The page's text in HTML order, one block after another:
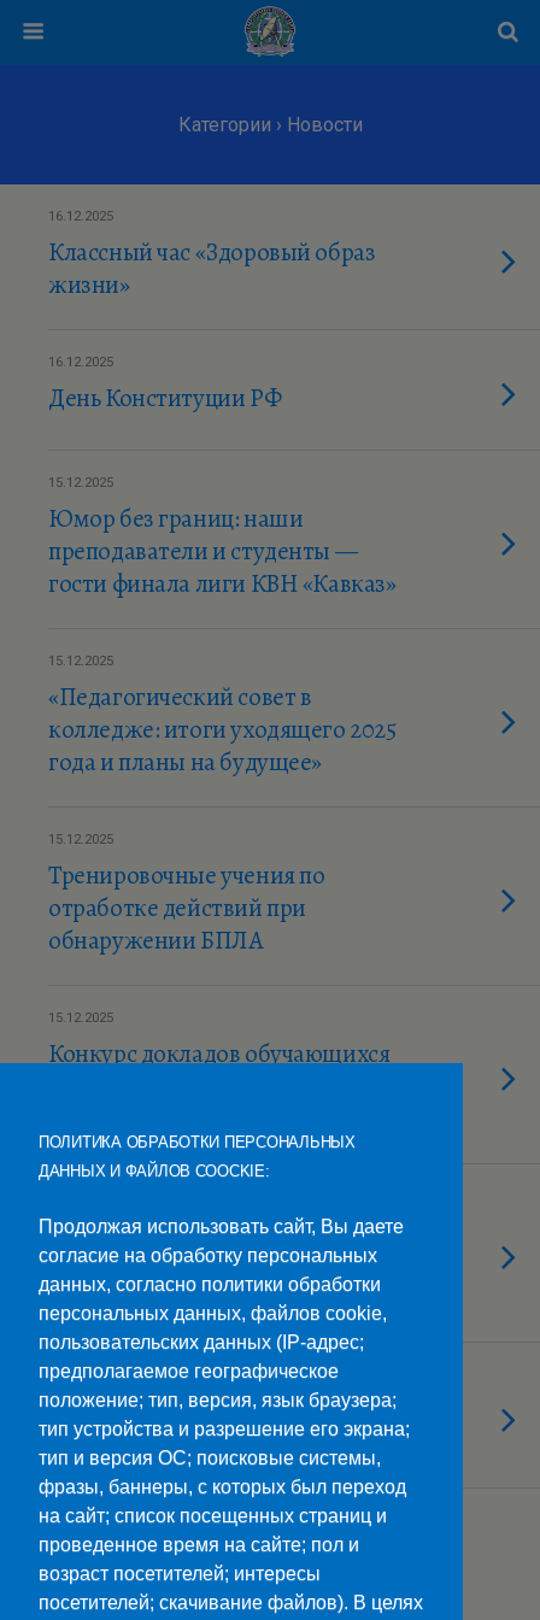
Категории › Новости
16.12.2025
Классный час «Здоровый образ
жизни»
16.12.2025
День Конституции РФ
15.12.2025
Юмор без границ: наши
преподаватели и студенты —
гости финала лиги КВН «Кавказ»
15.12.2025
«Педагогический совет в
колледже: итоги уходящего 2025
года и планы на будущее»
15.12.2025
Тренировочные учения по
отработке действий при
обнаружении БПЛА
15.12.2025
Конкурс докладов обучающихся
«Зверополис-2»: как группа
ИП223 провела культурный
вечер с пользой и удовольствием
11.12.2025
Молодежные семейные
сообщества
Загрузить Еще Из Этой Категории…
ПОЛИТИКА ОБРАБОТКИ ПЕРСОНАЛЬНЫХ
ДАННЫХ И ФАЙЛОВ COOCKIE:
Продолжая использовать сайт, Вы даете
согласие на обработку персональных
данных, согласно политики обработки
персональных данных, файлов cookie,
пользовательских данных (IP-адрес;
предполагаемое географическое
положение; тип, версия, язык браузера;
тип устройства и разрешение его экрана;
тип и версия ОС; поисковые системы,
фразы, баннеры, с которых был переход
на сайт; список посещенных страниц и
проведенное время на сайте; пол и
возраст посетителей; интересы
посетителей; скачивание файлов). В целях